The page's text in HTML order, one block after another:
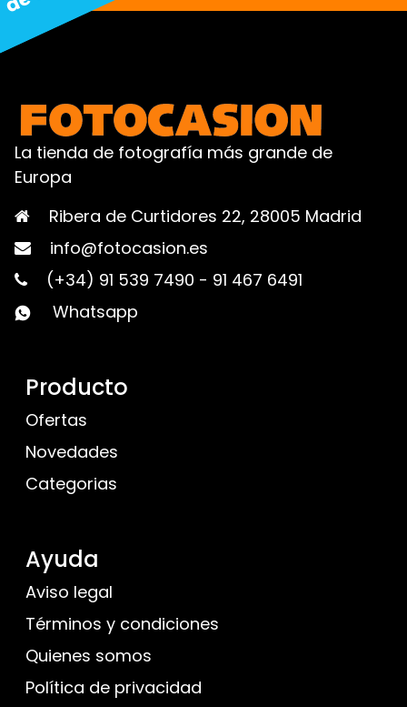
La tienda de fotografía más grande de
Europa
Ribera de Curtidores 22, 28005 Madrid
info@fotocasion.es
(+34) 91 539 7490 - 91 467 6491
Whatsapp
Producto
Ofertas
Novedades
Categorias
Ayuda
Aviso legal
Términos y condiciones
Quienes somos
Política de privacidad